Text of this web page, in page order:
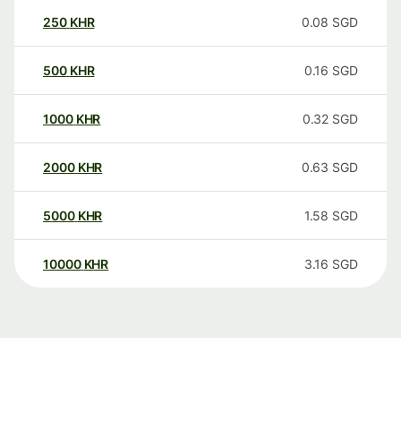
250 KHR 0.08 SGD
500 KHR 0.16 SGD
1000 KHR 0.32 SGD
2000 KHR 0.63 SGD
5000 KHR 1.58 SGD
10000 KHR 3.16 SGD